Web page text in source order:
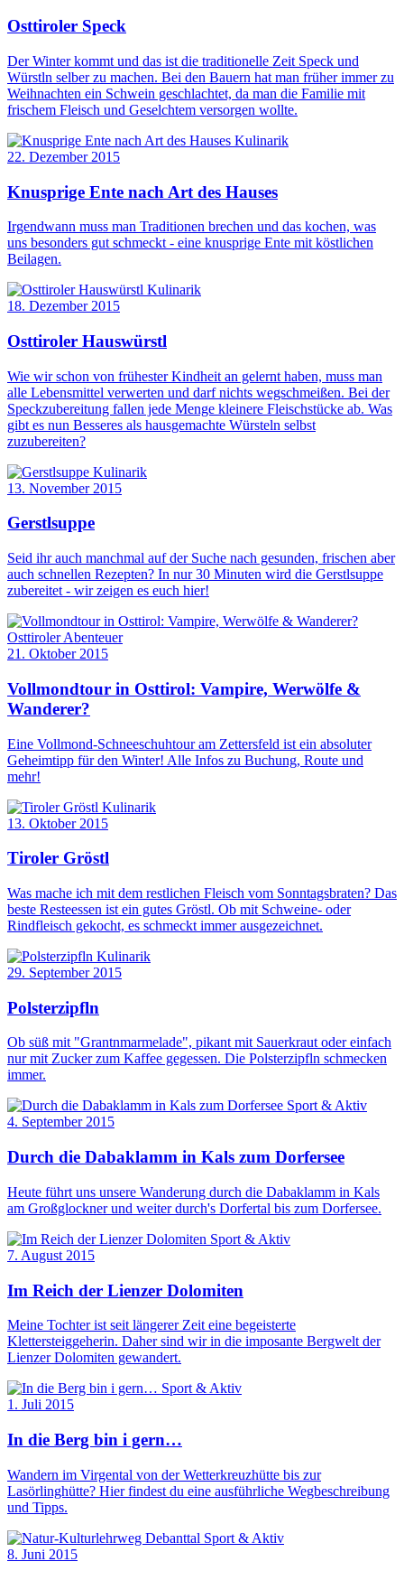
Osttiroler Speck
Der Winter kommt und das ist die traditionelle Zeit Speck und
Würstln selber zu machen. Bei den Bauern hat man früher immer zu
Weihnachten ein Schwein geschlachtet, da man die Familie mit
frischem Fleisch und Geselchtem versorgen wollte.
Kulinarik
22. Dezember 2015
Knusprige Ente nach Art des Hauses
Irgendwann muss man Traditionen brechen und das kochen, was
uns besonders gut schmeckt - eine knusprige Ente mit köstlichen
Beilagen.
Kulinarik
18. Dezember 2015
Osttiroler Hauswürstl
Wie wir schon von frühester Kindheit an gelernt haben, muss man
alle Lebensmittel verwerten und darf nichts wegschmeißen. Bei der
Speckzubereitung fallen jede Menge kleinere Fleischstücke ab. Was
gibt es nun Besseres als hausgemachte Würsteln selbst
zuzubereiten?
Kulinarik
13. November 2015
Gerstlsuppe
Seid ihr auch manchmal auf der Suche nach gesunden, frischen aber
auch schnellen Rezepten? In nur 30 Minuten wird die Gerstlsuppe
zubereitet - wir zeigen es euch hier!
Osttiroler Abenteuer
21. Oktober 2015
Vollmondtour in Osttirol: Vampire, Werwölfe &
Wanderer?
Eine Vollmond-Schneeschuhtour am Zettersfeld ist ein absoluter
Geheimtipp für den Winter! Alle Infos zu Buchung, Route und
mehr!
Kulinarik
13. Oktober 2015
Tiroler Gröstl
Was mache ich mit dem restlichen Fleisch vom Sonntagsbraten? Das
beste Resteessen ist ein gutes Gröstl. Ob mit Schweine- oder
Rindfleisch gekocht, es schmeckt immer ausgezeichnet.
Kulinarik
29. September 2015
Polsterzipfln
Ob süß mit "Grantnmarmelade", pikant mit Sauerkraut oder einfach
nur mit Zucker zum Kaffee gegessen. Die Polsterzipfln schmecken
immer.
Sport & Aktiv
4. September 2015
Durch die Dabaklamm in Kals zum Dorfersee
Heute führt uns unsere Wanderung durch die Dabaklamm in Kals
am Großglockner und weiter durch's Dorfertal bis zum Dorfersee.
Sport & Aktiv
7. August 2015
Im Reich der Lienzer Dolomiten
Meine Tochter ist seit längerer Zeit eine begeisterte
Klettersteiggeherin. Daher sind wir in die imposante Bergwelt der
Lienzer Dolomiten gewandert.
Sport & Aktiv
1. Juli 2015
In die Berg bin i gern…
Wandern im Virgental von der Wetterkreuzhütte bis zur
Lasörlinghütte? Hier findest du eine ausführliche Wegbeschreibung
und Tipps.
Sport & Aktiv
8. Juni 2015